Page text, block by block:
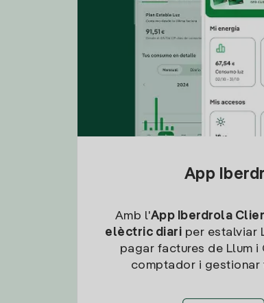
App
Amb l'App Iberdrola
elèctric diari per estalviar
pagar factures de Llum
comptador i